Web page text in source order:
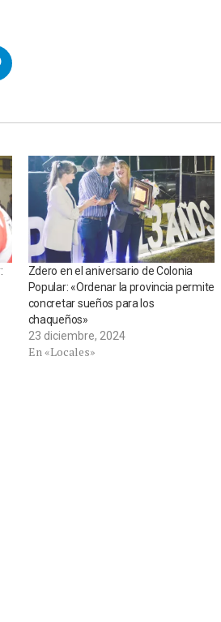
Zdero en el aniversario de Colonia
Popular: «Ordenar la provincia permite
concretar sueños para los
chaqueños»
23 diciembre, 2024
En «Locales»